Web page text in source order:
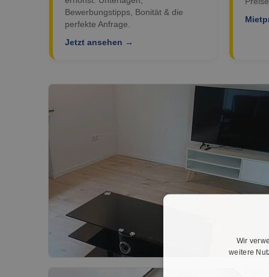
Bewerbungstipps, Bonität & die
perfekte Anfrage.
Jetzt ansehen →
Wir
weitere